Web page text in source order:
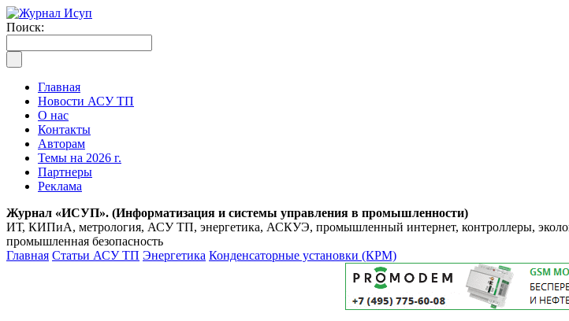
Поиск:
Главная
Новости АСУ ТП
О нас
Контакты
Авторам
Темы на 2026 г.
Партнеры
Реклама
Журнал «ИСУП». (Информатизация и системы управления в промышленности)
ИТ, КИПиА, метрология, АСУ ТП, энергетика, АСКУЭ, промышленный интернет, контроллеры,
промышленная безопасность
Главная Статьи АСУ ТП Энергетика Конденсаторные установки (КРМ)